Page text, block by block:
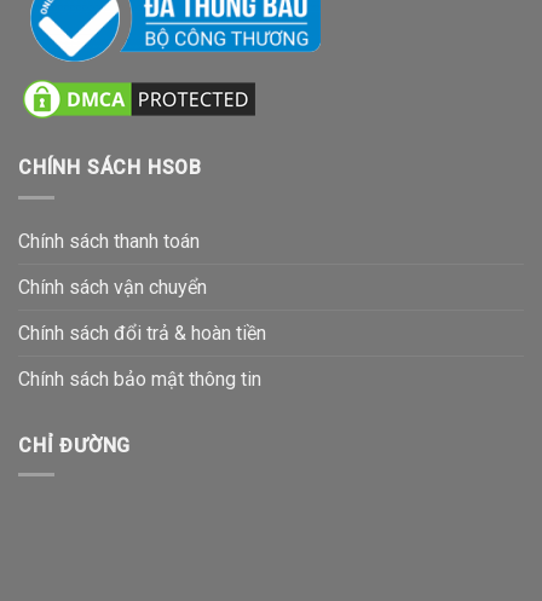
CHÍNH SÁCH HSOB
Chính sách thanh toán
Chính sách vận chuyển
Chính sách đổi trả & hoàn tiền
Chính sách bảo mật thông tin
CHỈ ĐƯỜNG